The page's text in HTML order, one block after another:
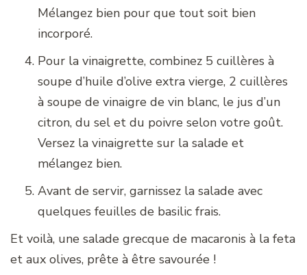
Mélangez bien pour que tout soit bien
incorporé.
Pour la vinaigrette, combinez 5 cuillères à
soupe d’huile d’olive extra vierge, 2 cuillères
à soupe de vinaigre de vin blanc, le jus d’un
citron, du sel et du poivre selon votre goût.
Versez la vinaigrette sur la salade et
mélangez bien.
Avant de servir, garnissez la salade avec
quelques feuilles de basilic frais.
Et voilà, une salade grecque de macaronis à la feta
et aux olives, prête à être savourée !